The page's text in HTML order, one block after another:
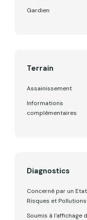
Gardien
Terrain
Assainissement
Informations
complémentaires
Diagnostics
Concerné par un
Risques et Pollutions
Soumis à l'affichage